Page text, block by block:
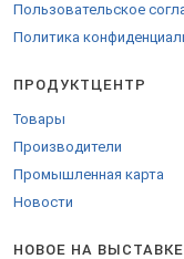
Пользовательское
Политика
ПРОДУКТЦЕНТР
Товары
Производители
Промышленная карта
Новости
НОВОЕ НА ВЫСТАВКЕ